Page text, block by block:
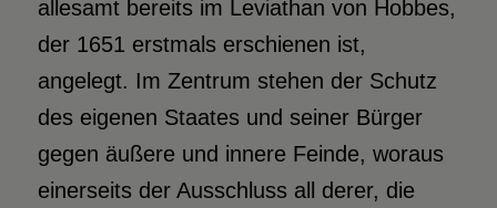
allesamt bereits im Leviathan von Hobbes,
der 1651 erstmals erschienen ist,
angelegt. Im Zentrum stehen der Schutz
des eigenen Staates und seiner Bürger
gegen äußere und innere Feinde, woraus
einerseits der Ausschluss all derer, die